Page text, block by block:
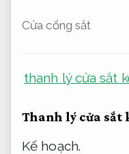
Cửa cổng sắt
thanh lý cửa sắt
Thanh lý cửa sắt
Kế hoạch.